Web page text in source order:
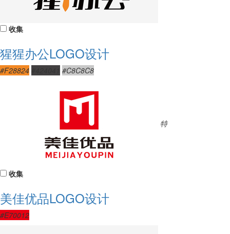
收集
猩猩办公LOGO设计
#F28824 #C8C8C8
特
收集
美佳优品LOGO设计
#E70012